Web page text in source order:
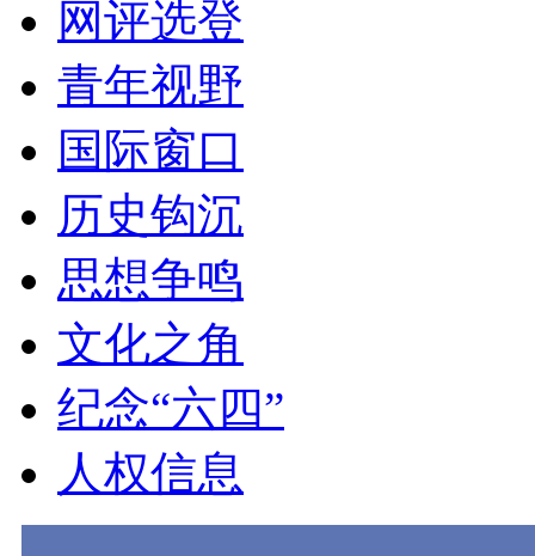
网评选登
青年视野
国际窗口
历史钩沉
思想争鸣
文化之角
纪念“六四”
人权信息